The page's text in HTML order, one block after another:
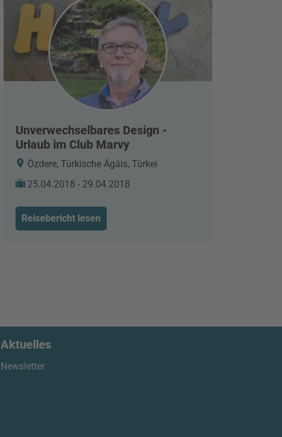
Unverwechselbares Design -
Urlaub im Club Marvy
Özdere, Türkische Ägäis, Türkei
25.04.2018 - 29.04.2018
Reisebericht lesen
Aktuelles
Newsletter